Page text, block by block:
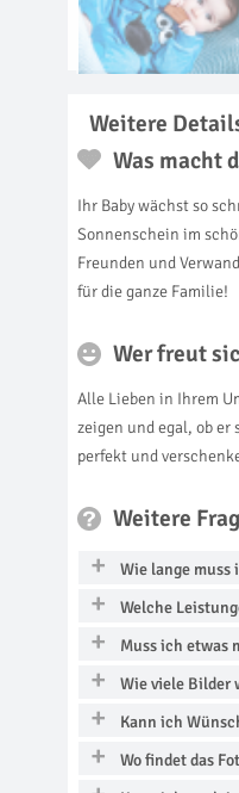
Weitere
Was macht
Ihr Baby wächst so
Sonnenschein im
Freunden und
für die ganze Familie!
Wer freut
Alle Lieben in Ihrem
zeigen und egal, ob
perfekt und
Weitere
Wie lange muss
Welche
Muss ich etwas
Wie viele Bilder
Kann ich
Wo findet das